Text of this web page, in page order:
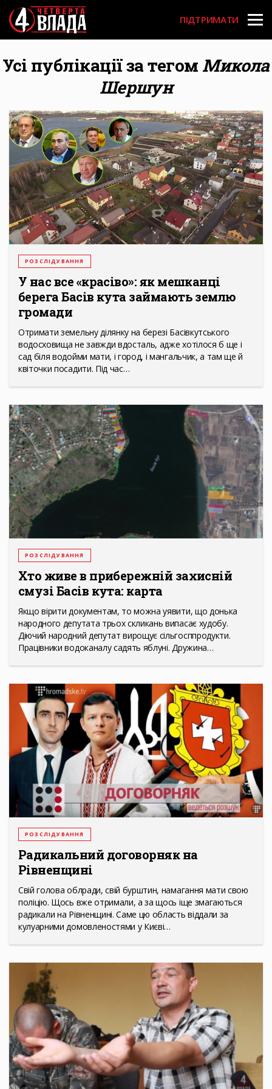
Перейти
до
основного
вмісту
User
account
menu
ПІДТРИМАТИ
Усі публікації за тегомМикола
Шершун
РОЗСЛІДУВАННЯ
У нас все «красіво»: як мешканці
берега Басів кута займають землю
громади
Отримати земельну ділянку на березі Басівкутського
водосховища не завжди вдосталь, адже хотілося б ще і
сад біля водойми мати, і город, і мангальчик, а там ще й
квіточки посадити. Під час…
РОЗСЛІДУВАННЯ
Хто живе в прибережній захисній
смузі Басів кута: карта
Якщо вірити документам, то можна уявити, що донька
народного депутата трьох скликань випасає худобу.
Діючий народний депутат вирощує сільгосппродукти.
Працівники водоканалу садять яблуні. Дружина…
РОЗСЛІДУВАННЯ
Радикальний договорняк на
Рівненщині
Свій голова облради, свій бурштин, намагання мати свою
поліцію. Щось вже отримали, а за щось іще змагаються
радикали на Рівненщині. Саме цю область віддали за
кулуарними домовленостями у Києві…